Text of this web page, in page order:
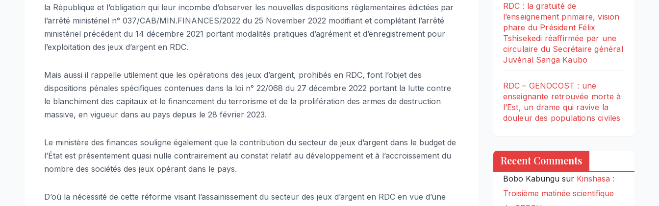
la République et l’obligation qui leur incombe d’observer les nouvelles dispositions règlementaires édictées par
l’arrêté ministériel n° 037/CAB/MIN.FINANCES/2022 du 25 November 2022 modifiant et complétant l’arrêté
ministériel précédent du 14 décembre 2021 portant modalités pratiques d’agrément et d’enregistrement pour
l’exploitation des jeux d’argent en RDC.
Mais aussi il rappelle utilement que les opérations des jeux d’argent, prohibés en RDC, font l’objet des
dispositions pénales spécifiques contenues dans la loi n° 22/068 du 27 décembre 2022 portant la lutte contre
le blanchiment des capitaux et le financement du terrorisme et de la prolifération des armes de destruction
massive, en vigueur dans au pays depuis le 28 février 2023.
Le ministère des finances souligne également que la contribution du secteur de jeux d’argent dans le budget de
l’État est présentement quasi nulle contrairement au constat relatif au développement et à l’accroissement du
nombre des sociétés des jeux opérant dans le pays.
D’où la nécessité de cette réforme visant l’assainissement du secteur des jeux d’argent en RDC en vue d’une
RDC : la gratuité de
l’enseignement primaire, vision
phare du Président Félix
Tshisekedi réaffirmée par une
circulaire du Secrétaire général
Juvénal Sanga Kaubo
RDC – GENOCOST : une
enseignante retrouvée morte à
l’Est, un drame qui ravive la
douleur des populations civiles
Recent Comments
Bobo Kabungusur Kinshasa :
Troisième matinée scientifique